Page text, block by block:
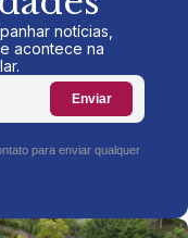
notícias,
acontece na
Enviar
para enviar qualquer